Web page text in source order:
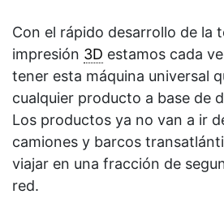
Con el rápido desarrollo de la
impresión 3D estamos cada
tener esta máquina universal
cualquier producto a base de
Los productos ya no van a ir
camiones y barcos
viajar en una fracción de
red.